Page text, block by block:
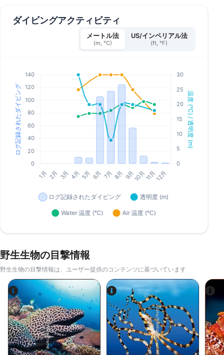
ダイビングアクティビティ
メートル法
(m, °C)
US/インペリアル法
(ft, °F)
野生生物の目撃情報
野生生物の目撃情報は、ユーザー提供のコンテンツに基づいています
Alamy-WaterFrame Alamy/Reinhard Dirscherl